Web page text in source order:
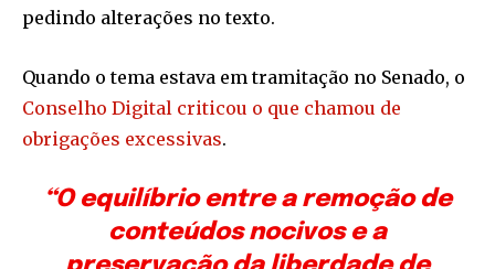
pedindo alterações no texto.
Quando o tema estava em tramitação no Senado, o
Conselho Digital criticou o que chamou de
obrigações excessivas.
“O equilíbrio entre a remoção de
conteúdos nocivos e a